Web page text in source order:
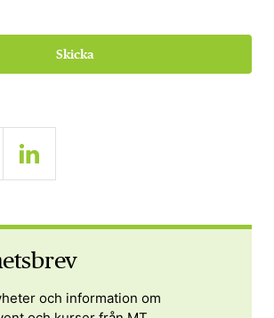
Skicka
och information om